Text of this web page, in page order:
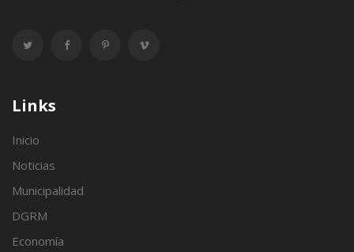
Links
Inicio
Noticias
Municipalidad
DGRM
Economía